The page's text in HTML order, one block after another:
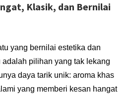
Klasik, dan Bernilai
yang bernilai estetika dan
adalah pilihan yang tak lekang
daya tarik unik: aroma khas
yang memberi kesan hangat